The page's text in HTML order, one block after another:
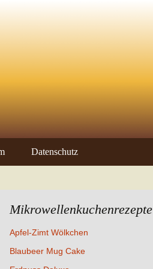
Datenschutz
Mikrowellenkuchenrezepte
Apfel-Zimt Wölkchen
Blaubeer Mug Cake